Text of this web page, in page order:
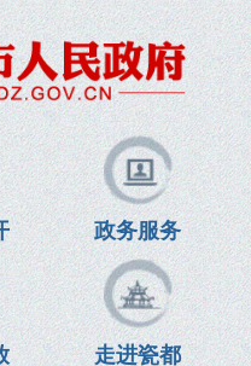
政务服务
走进瓷都